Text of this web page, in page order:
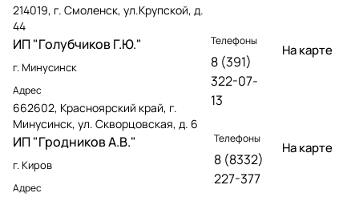
214019, г. Смоленск, ул.Крупской, д.
44
ИП "Голубчиков Г.Ю."
г. Минусинск
Адрес
662602, Красноярский край, г.
Минусинск, ул. Скворцовская, д. 6
Телефоны
8 (391)
322-07-
13
На карте
ИП "Гродников А.В."
г. Киров
Адрес
Телефоны
8 (8332)
227-377
На карте